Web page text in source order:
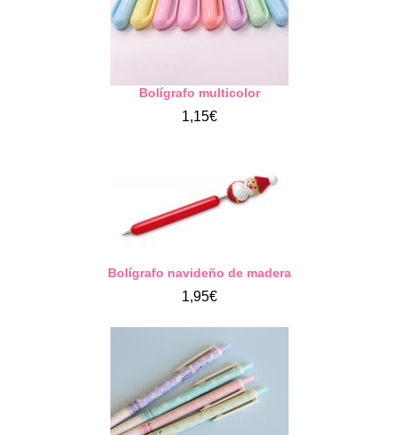
Bolígrafo multicolor
1,15€
Bolígrafo navideño de madera
1,95€